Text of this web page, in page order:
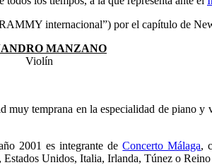
internacional”) por el capítulo de
MANZANO
Violín
temprana en la especialidad de piano
2001 es integrante deConcerto Málaga,
Unidos, Italia, Irlanda, Túnez o